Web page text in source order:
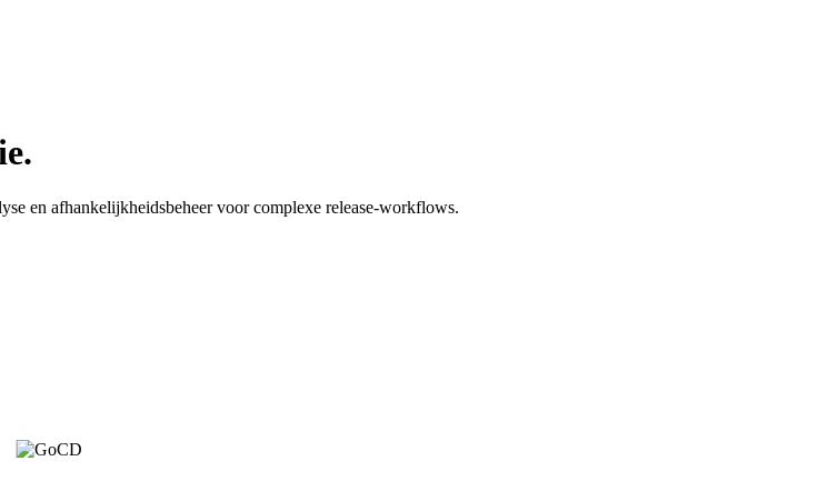
en afhankelijkheidsbeheer voor complexe release-workflows.